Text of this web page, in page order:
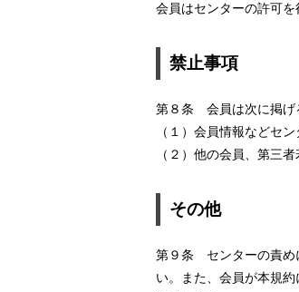
会員はセンターの許可
禁止事項
第８条 会員は次に掲げ
（１）会員情報などセ
（２）他の会員、第三
その他
第９条 センターの責め
い。また、会員が本規